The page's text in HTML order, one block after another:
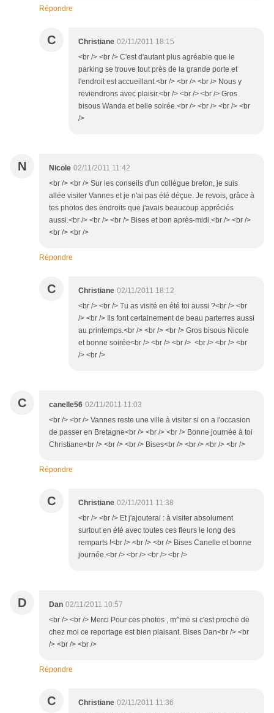
Répondre
C Christiane 02/11/2011 18:15
<br /> <br /> C'est d'autant plus agréable que le
parking se trouve tout près de la grande porte et
l'endroit est accueillant.<br /> <br /> <br /> Nous y
reviendrons avec plaisir.<br /> <br /> <br /> Gros
bisous Wanda et belle soirée.<br /> <br /> <br /> <br
/>
N Nicole 02/11/2011 11:42
<br /> <br /> Sur les conseils d'un collègue breton, je suis
allée visiter Vannes et je n'ai pas été déçue. Je revois, grâce à
tes photos des endroits que j'avais beaucoup appréciés
aussi.<br /> <br /> <br /> Bises et bon après-midi.<br /> <br />
<br /> <br />
Répondre
C Christiane 02/11/2011 18:12
<br /> <br /> Tu as visité en été toi aussi ?<br /> <br
/> <br /> Ils font certainement de beau parterres aussi
au printemps.<br /> <br /> <br /> Gros bisous Nicole
et bonne soirée<br /> <br /> <br /> <br /> <br /> <br
/> <br />
C canelle56 02/11/2011 11:03
<br /> <br /> Vannes reste une ville à visiter si on a l'occasion
de passer en Bretagne<br /> <br /> <br /> Bonne journée à toi
Christiane<br /> <br /> <br /> Bises<br /> <br /> <br /> <br />
Répondre
C Christiane 02/11/2011 11:38
<br /> <br /> Et j'ajouterai : à visiter absolument
surtout en été avec toutes ces fleurs le long des
remparts !<br /> <br /> <br /> Bises Canelle et bonne
journée.<br /> <br /> <br /> <br />
D Dan 02/11/2011 10:57
<br /> <br /> Merci Pour ces photos , m^me si c'est proche de
chez moi ce reportage est bien plaisant. Bises Dan<br /> <br
/> <br /> <br />
Répondre
C Christiane 02/11/2011 11:36